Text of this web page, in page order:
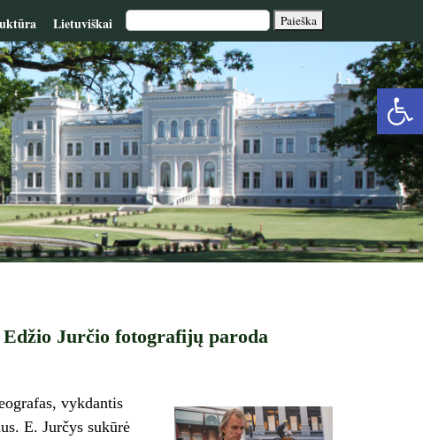
Lietuviškai
Edžio Jurčio fotografijų paroda
vykdantis
E. Jurčys sukūrė